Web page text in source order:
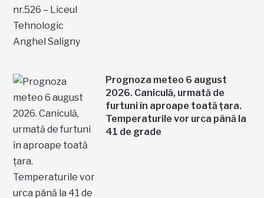
Prognoza meteo 6 august
2026. Caniculă, urmată de
furtuni în aproape toată țara.
Temperaturile vor urca până la
41 de grade